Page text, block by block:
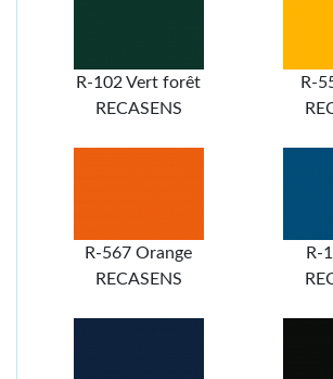
R-102 Vert forêt
RECASENS
R-
R-567 Orange
RECASENS
R-